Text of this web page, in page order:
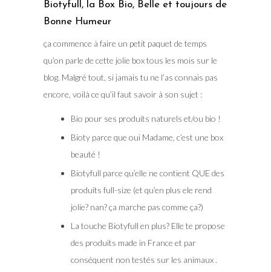
Biotyfull, la Box Bio, Belle et toujours de
Bonne Humeur
ça commence à faire un petit paquet de temps
qu’on parle de cette jolie box tous les mois sur le
blog. Malgré tout, si jamais tu ne l’as connais pas
encore, voilà ce qu’il faut savoir à son sujet :
Bio pour ses produits naturels et/ou bio !
Bioty parce que oui Madame, c’est une box
beauté !
Biotyfull parce qu’elle ne contient QUE des
produits full-size (et qu’en plus ele rend
jolie? nan? ça marche pas comme ça?)
La touche Biotyfull en plus? Elle te propose
des produits made in France et par
conséquent non testés sur les animaux .